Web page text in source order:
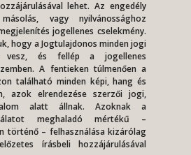
lehet. Az engedély
vagy nyilvánossághoz
jogellenes cselekmény.
hogy a Jogtulajdonos minden jogi
vesz, és fellép a jogellenes
A fentieken túlmenően a
található minden képi, hang és
azok elrendezése szerzői jogi,
alatt állnak. Azoknak a
meghaladó mértékű –
történő – felhasználása kizárólag
írásbeli hozzájárulásával